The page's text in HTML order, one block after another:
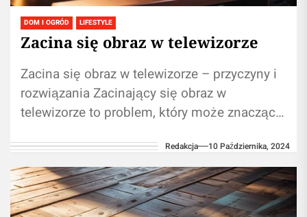
DOM I OGRÓD LIFESTYLE
Zacina się obraz w telewizorze
Zacina się obraz w telewizorze – przyczyny i
rozwiązania Zacinający się obraz w
telewizorze to problem, który może znacząco
Redakcja 10 Października, 2024